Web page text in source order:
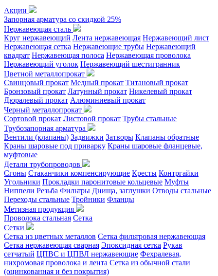
Акции
Запорная арматура со скидкой 25%
Нержавеющая сталь
Круг нержавеющий Лента нержавеющая Нержавеющий лист
Нержавеющая сетка Нержавеющие трубы Нержавеющий
квадрат Нержавеющая полоса Нержавеющая проволока
Нержавеющий уголок Нержавеющий шестигранник
Цветной металлопрокат
Свинцовый прокат Медный прокат Титановый прокат
Бронзовый прокат Латунный прокат Никелевый прокат
Дюралевый прокат Алюминиевый прокат
Черный металлопрокат
Сортовой прокат Листовой прокат Трубы стальные
Трубозапорная арматура
Вентили (клапаны) Задвижки Затворы Клапаны обратные
Краны шаровые под приварку Краны шаровые фланцевые,
муфтовые
Детали трубопроводов
Сгоны Стаканчики компенсирующие Кресты Контргайки
Угольники Прокладки паронитовые кольцевые Муфты
Ниппели Резьба Фильтры Днища, заглушки Отводы стальные
Переходы стальные Тройники Фланцы
Метизная продукция
Проволока стальная Сетка
Сетки
Сетка из цветных металлов Сетка фильтровая нержавеющая
Сетка нержавеющая сварная Эпоксидная сетка Рукав
сетчатый ЦПВС и ЦПВЛ нержавеющие Фехралевая,
нихромовая проволока и лента Сетка из обычной стали
(оцинкованная и без покрытия)